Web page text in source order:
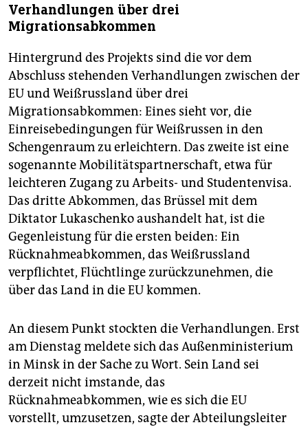
Verhandlungen über drei
Migrationsabkommen
Hintergrund des Projekts sind die vor dem
Abschluss stehenden Verhandlungen zwischen der
EU und Weißrussland über drei
Migrationsabkommen: Eines sieht vor, die
Einreisebedingungen für Weißrussen in den
Schengenraum zu erleichtern. Das zweite ist eine
sogenannte Mobilitätspartnerschaft, etwa für
leichteren Zugang zu Arbeits- und Studentenvisa.
Das dritte Abkommen, das Brüssel mit dem
Diktator Lukaschenko aushandelt hat, ist die
Gegenleistung für die ersten beiden: Ein
Rücknahmeabkommen, das Weißrussland
verpflichtet, Flüchtlinge zurückzunehmen, die
über das Land in die EU kommen.
An diesem Punkt stockten die Verhandlungen. Erst
am Dienstag meldete sich das Außenministerium
in Minsk in der Sache zu Wort. Sein Land sei
derzeit nicht imstande, das
Rücknahmeabkommen, wie es sich die EU
vorstellt, umzusetzen, sagte der Abteilungsleiter